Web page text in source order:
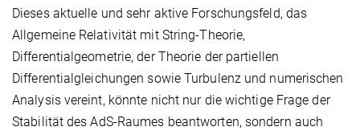
Dieses aktuelle und sehr aktive Forschungsfeld, das
Allgemeine Relativität mit String-Theorie,
Differentialgeometrie, der Theorie der partiellen
Differentialgleichungen sowie Turbulenz und numerischen
Analysis vereint, könnte nicht nur die wichtige Frage der
Stabilität des AdS-Raumes beantworten, sondern auch